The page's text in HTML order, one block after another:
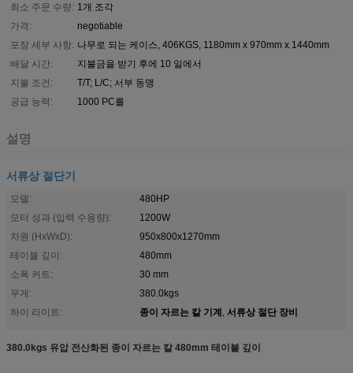
최소 주문 수량: 1개 조각
가격:
negotiable
포장 세부 사항: 나무로 되는 케이스, 406KGS, 1180mm x 970mm x 1440mm
배달 시간:
지불금을 받기 후에 10 일에서
지불 조건:
T/T; L/C; 서부 동맹
공급 능력:
1000 PC를
설명
서류상 절단기
모델:
480HP
모터 성과 (입력 수용량):
1200W
차원 (HxWxD):
950x800x1270mm
테이블 깊이:
480mm
소폭 커트:
30 mm
무게:
380.0kgs
하이 라이트:
종이 자르는 칼 기계, 서류상 절단 장비
380.0kgs 유압 전산화된 종이 자르는 칼 480mm 테이블 깊이